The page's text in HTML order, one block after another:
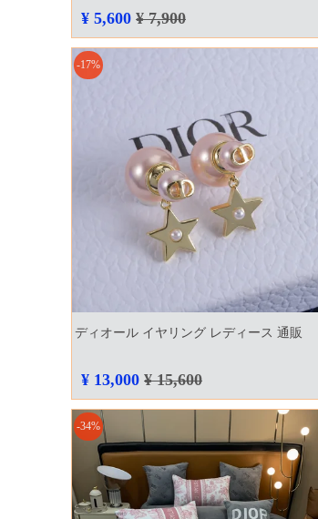
¥ 5,600 ¥ 7,900
-17%
ディオール イヤリング レディース 通販
¥ 13,000 ¥ 15,600
-34%